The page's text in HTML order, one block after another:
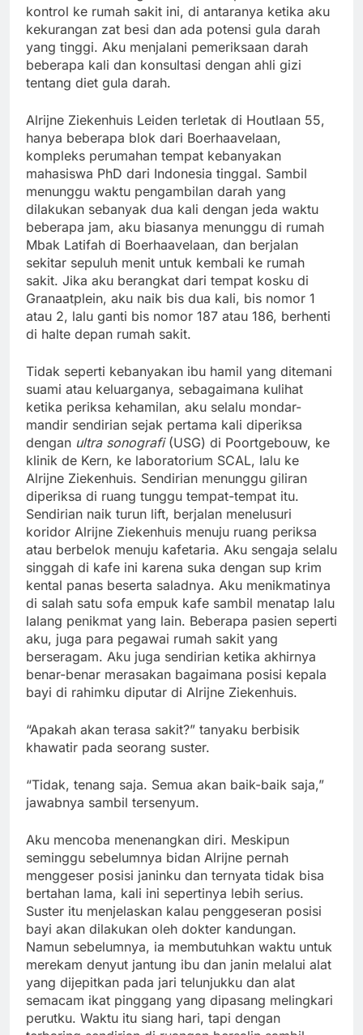
kontrol ke rumah sakit ini, di antaranya ketika aku
kekurangan zat besi dan ada potensi gula darah
yang tinggi. Aku menjalani pemeriksaan darah
beberapa kali dan konsultasi dengan ahli gizi
tentang diet gula darah.
Alrijne Ziekenhuis Leiden terletak di Houtlaan 55,
hanya beberapa blok dari Boerhaavelaan,
kompleks perumahan tempat kebanyakan
mahasiswa PhD dari Indonesia tinggal. Sambil
menunggu waktu pengambilan darah yang
dilakukan sebanyak dua kali dengan jeda waktu
beberapa jam, aku biasanya menunggu di rumah
Mbak Latifah di Boerhaavelaan, dan berjalan
sekitar sepuluh menit untuk kembali ke rumah
sakit. Jika aku berangkat dari tempat kosku di
Granaatplein, aku naik bis dua kali, bis nomor 1
atau 2, lalu ganti bis nomor 187 atau 186, berhenti
di halte depan rumah sakit.
Tidak seperti kebanyakan ibu hamil yang ditemani
suami atau keluarganya, sebagaimana kulihat
ketika periksa kehamilan, aku selalu mondar-
mandir sendirian sejak pertama kali diperiksa
dengan ultra sonografi(USG) di Poortgebouw, ke
klinik de Kern, ke laboratorium SCAL, lalu ke
Alrijne Ziekenhuis. Sendirian menunggu giliran
diperiksa di ruang tunggu tempat-tempat itu.
Sendirian naik turun lift, berjalan menelusuri
koridor Alrijne Ziekenhuis menuju ruang periksa
atau berbelok menuju kafetaria. Aku sengaja selalu
singgah di kafe ini karena suka dengan sup krim
kental panas beserta saladnya. Aku menikmatinya
di salah satu sofa empuk kafe sambil menatap lalu
lalang penikmat yang lain. Beberapa pasien seperti
aku, juga para pegawai rumah sakit yang
berseragam. Aku juga sendirian ketika akhirnya
benar-benar merasakan bagaimana posisi kepala
bayi di rahimku diputar di Alrijne Ziekenhuis.
“Apakah akan terasa sakit?” tanyaku berbisik
khawatir pada seorang suster.
“Tidak, tenang saja. Semua akan baik-baik saja,”
jawabnya sambil tersenyum.
Aku mencoba menenangkan diri. Meskipun
seminggu sebelumnya bidan Alrijne pernah
menggeser posisi janinku dan ternyata tidak bisa
bertahan lama, kali ini sepertinya lebih serius.
Suster itu menjelaskan kalau penggeseran posisi
bayi akan dilakukan oleh dokter kandungan.
Namun sebelumnya, ia membutuhkan waktu untuk
merekam denyut jantung ibu dan janin melalui alat
yang dijepitkan pada jari telunjukku dan alat
semacam ikat pinggang yang dipasang melingkari
perutku. Waktu itu siang hari, tapi dengan